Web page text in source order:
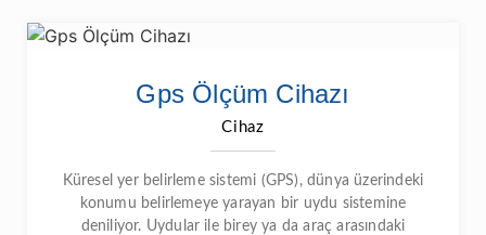
Gps Ölçüm Cihazı
Cihaz
Küresel yer belirleme sistemi (GPS), dünya üzerindeki
konumu belirlemeye yarayan bir uydu sistemine
deniliyor. Uydular ile birey ya da araç arasındaki